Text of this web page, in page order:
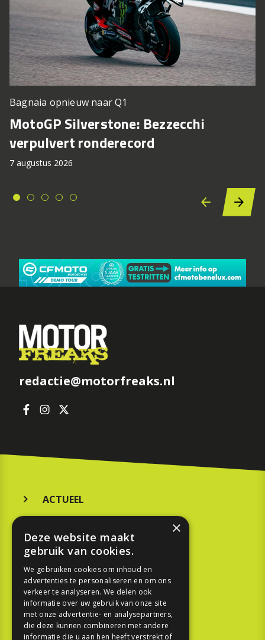
Bagnaia opnieuw naar Q1
MotoGP Silverstone: Bezzecchi
verpulvert ronderecord
7 augustus 2026
redactie@motorfreaks.nl
ACTUEEL
KOOPGIDS
TESTEN
SPORT
REPORTAGE
×
Deze website maakt
gebruik van cookies.
We gebruiken cookies om inhoud en
advertenties te personaliseren en om ons
verkeer te analyseren. We delen ook
informatie over uw gebruik van onze site
met onze advertentie- en analysepartners,
die deze kunnen combineren met andere
informatie die u aan hen heeft verstrekt of